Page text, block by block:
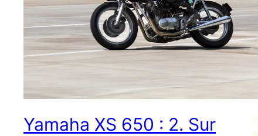
Yamaha XS 650 : 2. Sur